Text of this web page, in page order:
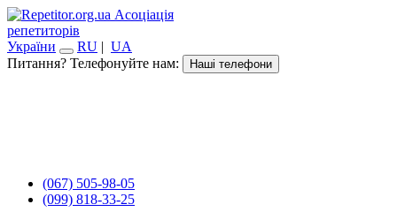
Асоціація
репетиторів
України
RU | UA
Питання? Телефонуйте нам:
Наші телефони
(067) 505-98-05
(099) 818-33-25